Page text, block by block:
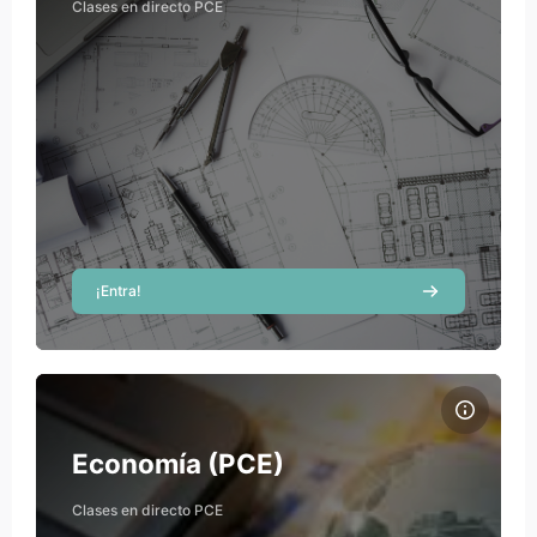
Teacher
David Izquierdo
Clases en directo PCE
¡Entra!
Beatriz Guillén Sánchez
Teacher
Course image Economía (PCE)
Course image
Course name
Economía (PCE)
Clases en directo PCE